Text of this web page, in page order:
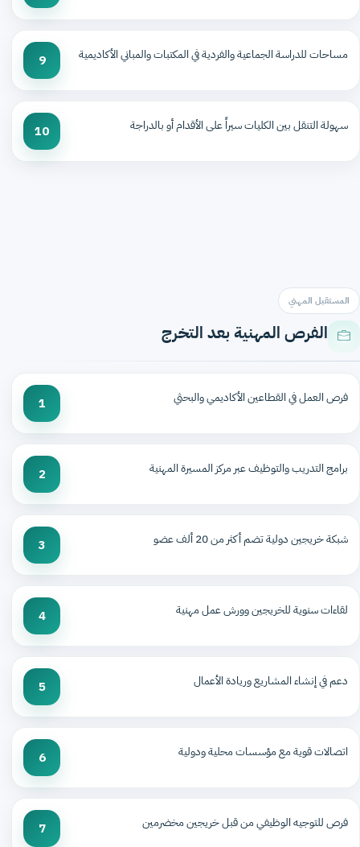
مساحات للدراسة الجماعية والفردية في المكتبات والمباني الأكاديمية 9
سهولة التنقل بين الكليات سيراً على الأقدام أو بالدراجة 10
المستقبل المهني
الفرص المهنية بعد التخرج
فرص العمل في القطاعين الأكاديمي والبحثي 1
برامج التدريب والتوظيف عبر مركز المسيرة المهنية 2
شبكة خريجين دولية تضم أكثر من 20 ألف عضو 3
لقاءات سنوية للخريجين وورش عمل مهنية 4
دعم في إنشاء المشاريع وريادة الأعمال 5
اتصالات قوية مع مؤسسات محلية ودولية 6
فرص للتوجيه الوظيفي من قبل خريجين مخضرمين 7